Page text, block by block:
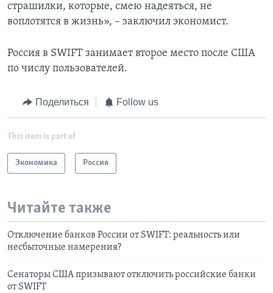
страшилки, которые, смею надеяться, не
воплотятся в жизнь», – заключил экономист.
Россия в SWIFT занимает второе место после США
по числу пользователей.
Поделиться Follow us
This item is part of
Экономика Россия
Читайте также
Отключение банков России от SWIFT: реальность или
несбыточные намерения?
Сенаторы США призывают отключить российские банки
от SWIFT